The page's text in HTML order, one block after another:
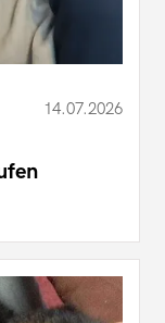
14.07.2026